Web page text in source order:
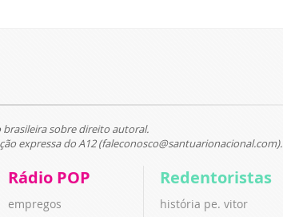
brasileira sobre direito autoral.
expressa do A12 (faleconosco@santuarionacional.com).
Rádio POP
empregos
Redentoristas
história pe. vitor